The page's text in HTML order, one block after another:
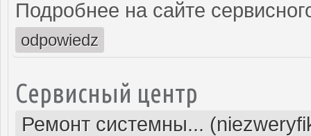
Подробнее на сайте
odpowiedz
Сервисный центр
Ремонт системны...